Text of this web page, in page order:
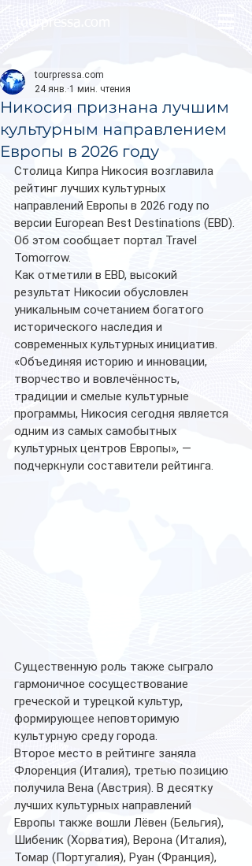
Никосия признана лучшим
культурным направлением
Европы в 2026 году
tourpressa.com
24 янв. 1 мин. чтения
Столица Кипра Никосия возглавила
рейтинг лучших культурных
направлений Европы в 2026 году по
версии European Best Destinations (EBD).
Об этом сообщает портал Travel
Tomorrow.
Как отметили в EBD, высокий
результат Никосии обусловлен
уникальным сочетанием богатого
исторического наследия и
современных культурных инициатив.
«Объединяя историю и инновации,
творчество и вовлечённость,
традиции и смелые культурные
программы, Никосия сегодня является
одним из самых самобытных
культурных центров Европы», —
подчеркнули составители рейтинга.
Существенную роль также сыграло
гармоничное сосуществование
греческой и турецкой культур,
формирующее неповторимую
культурную среду города.
Второе место в рейтинге заняла
Флоренция (Италия), третью позицию
получила Вена (Австрия). В десятку
лучших культурных направлений
Европы также вошли Лёвен (Бельгия),
Шибеник (Хорватия), Верона (Италия),
Томар (Португалия), Руан (Франция),